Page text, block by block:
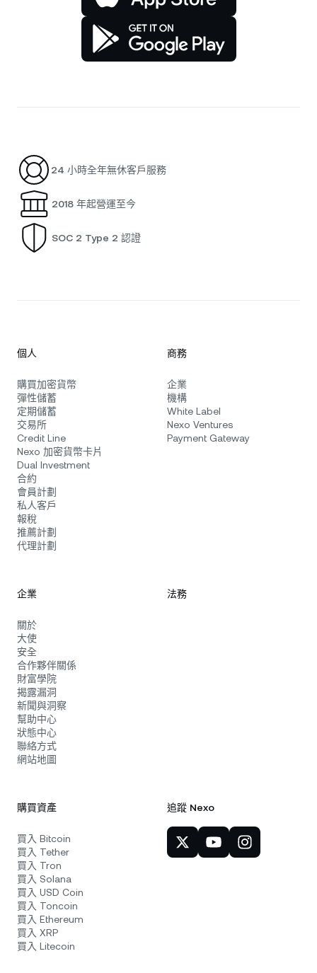
24 小時全年無休客戶服務
2018 年起營運至今
SOC 2 Type 2 認證
個人
購買加密貨幣
彈性儲蓄
定期儲蓄
交易所
Credit Line
Nexo 加密貨幣卡片
Dual Investment
合約
會員計劃
私人客戶
報稅
推薦計劃
代理計劃
商務
企業
機構
White Label
Nexo Ventures
Payment Gateway
企業
關於
大使
安全
合作夥伴關係
財富學院
揭露漏洞
新聞與洞察
幫助中心
狀態中心
聯絡方式
網站地圖
法務
購買資產
買入 Bitcoin
買入 Tether
買入 Tron
買入 Solana
買入 USD Coin
買入 Toncoin
買入 Ethereum
買入 XRP
買入 Litecoin
追蹤 Nexo